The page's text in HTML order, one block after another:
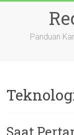
Panduan
Saat